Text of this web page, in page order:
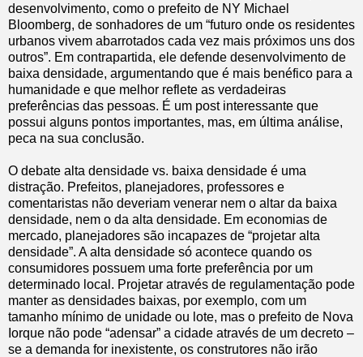
desenvolvimento, como o prefeito de NY Michael
Bloomberg, de sonhadores de um “futuro onde os residentes
urbanos vivem abarrotados cada vez mais próximos uns dos
outros”. Em contrapartida, ele defende desenvolvimento de
baixa densidade, argumentando que é mais benéfico para a
humanidade e que melhor reflete as verdadeiras
preferências das pessoas. É um post interessante que
possui alguns pontos importantes, mas, em última análise,
peca na sua conclusão.
O debate alta densidade vs. baixa densidade é uma
distração. Prefeitos, planejadores, professores e
comentaristas não deveriam venerar nem o altar da baixa
densidade, nem o da alta densidade. Em economias de
mercado, planejadores são incapazes de “projetar alta
densidade”. A alta densidade só acontece quando os
consumidores possuem uma forte preferência por um
determinado local. Projetar através de regulamentação pode
manter as densidades baixas, por exemplo, com um
tamanho mínimo de unidade ou lote, mas o prefeito de Nova
Iorque não pode “adensar” a cidade através de um decreto –
se a demanda for inexistente, os construtores não irão